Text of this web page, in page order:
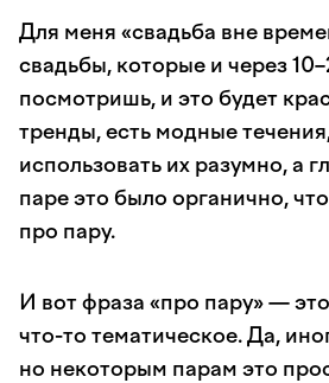
Для меня «свадьба вне
свадьбы, которые и через
посмотришь, и это будет
тренды, есть модные
использовать их разумно, а
паре это было органично,
про пару.
И вот фраза «про пару» —
что-то тематическое. Да,
но некоторым парам это